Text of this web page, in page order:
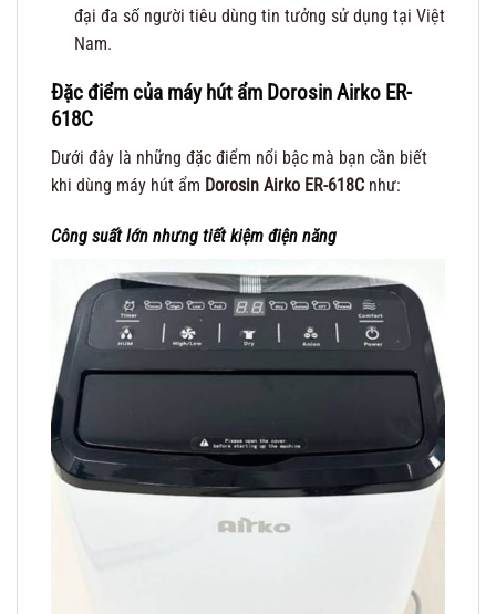
đại đa số người tiêu dùng tin tưởng sử dụng tại Việt
Nam.
Đặc điểm của máy hút ẩm Dorosin Airko ER-
618C
Dưới đây là những đặc điểm nổi bậc mà bạn cần biết
khi dùng máy hút ẩm Dorosin Airko ER-618C như:
Công suất lớn nhưng tiết kiệm điện năng